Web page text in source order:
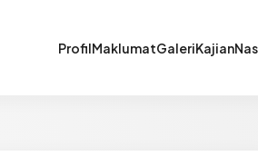
ProfilMaklumatGaleriKajian